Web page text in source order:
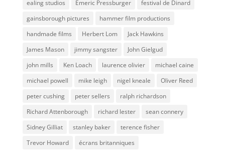
ealing studios
Emeric Pressburger
festival de Dinard
gainsborough pictures
hammer film productions
handmade films
Herbert Lom
Jack Hawkins
James Mason
jimmy sangster
John Gielgud
john mills
Ken Loach laurence olivier
michael caine
michael powell
mike leigh nigel kneale
Oliver Reed
peter cushing
peter sellers
ralph richardson
Richard Attenborough
richard lester
sean connery
Sidney Gilliat
stanley baker
terence fisher
Trevor Howard
écrans britanniques